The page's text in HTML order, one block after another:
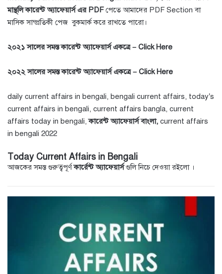
মান্থলি কারেন্ট অ্যাফেয়ার্স এর PDFপেতে আমাদের PDF Sectionবা
মাসিক সাম্প্রতিকী পেজ বুকমার্ক করে রাখতে পারো।
২০২১ সালের সমস্ত কারেন্ট অ্যাফেয়ার্স একত্রে – Click Here
২০২২ সালের সমস্ত কারেন্ট অ্যাফেয়ার্স একত্রে – Click Here
daily current affairs in bengali, bengali current affairs, today’s
current affairs in bengali, current affairs bangla, current
affairs today in bengali,কারেন্ট অ্যাফেয়ার্স বাংলা, current affairs
in bengali 2022
Today Current Affairs in Bengali
আজকের সমস্ত গুরুত্বপূর্ণকার্রেন্ট অ্যাফেয়ার্সগুলি নিচে দেওয়া রইলো ।